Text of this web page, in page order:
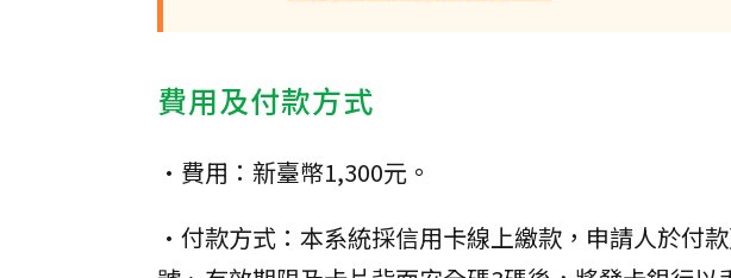
費用及付款方式
•費用：新臺幣1,300元。
•付款方式：本系統採信用卡線上繳款，申請人於付